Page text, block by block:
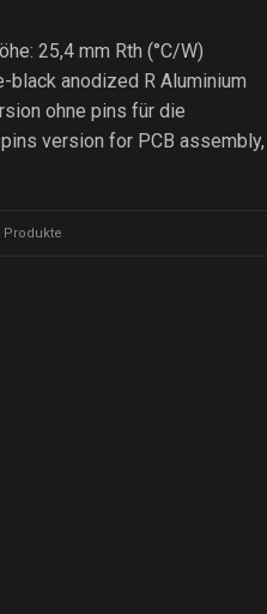
25,4 mm Rth (°C/W)
black anodized R Aluminium
ohne pins für die
version for PCB assembly,
Produkte